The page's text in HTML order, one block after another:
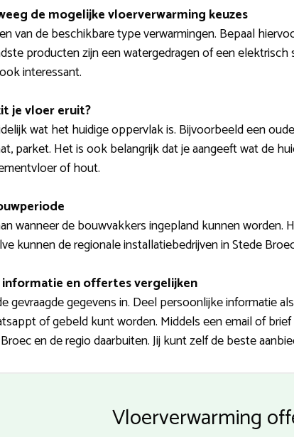
de mogelijke vloerverwarming keuzes
van de beschikbare type verwarmingen. Bepaal
producten zijn een watergedragen of een
interessant.
je vloer eruit?
wat het huidige oppervlak is. Bijvoorbeeld een
parket. Het is ook belangrijk dat je aangeeft wat de
of hout.
wanneer de bouwvakkers ingepland kunnen
kunnen de regionale installatiebedrijven in Stede
en offertes vergelijken
gevraagde gegevens in. Deel persoonlijke informatie
of gebeld kunt worden. Middels een email of
en de regio daarbuiten. Jij kunt zelf de beste
Vloerverwarming